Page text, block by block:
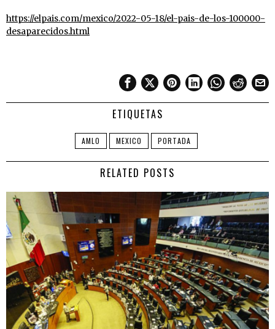
https://elpais.com/mexico/2022-05-18/el-pais-de-los-100000-
desaparecidos.html
ETIQUETAS
AMLO MEXICO PORTADA
RELATED POSTS